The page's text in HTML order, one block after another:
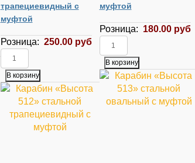
трапециевидный с
муфтой
Розница: 250.00 руб
муфтой
Розница: 180.00 руб